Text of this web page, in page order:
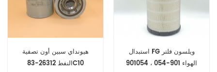
هيونداي سبين أون تصفية
النفط 26312-83C10
استبدال FG ويلسون فلتر
الهواء 901-054 ، 901054